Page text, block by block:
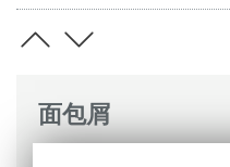
面包屑